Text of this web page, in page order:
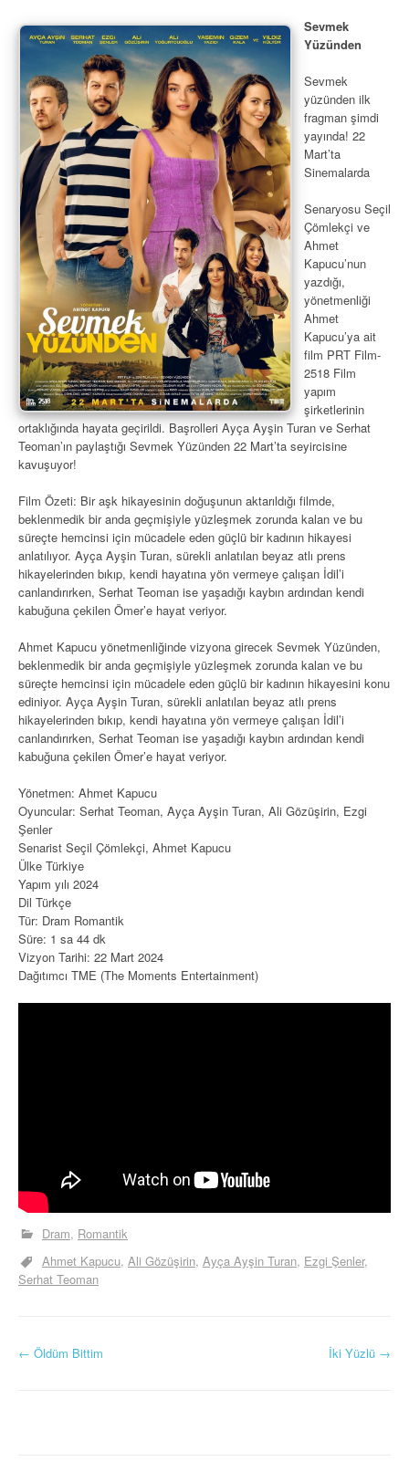
Sevmek
Yüzünden
Sevmek
yüzünden ilk
fragman şimdi
yayında! 22
Mart’ta
Sinemalarda
Senaryosu Seçil
Çömlekçi ve
Ahmet
Kapucu’nun
yazdığı,
yönetmenliği
Ahmet
Kapucu’ya ait
film PRT Film-
2518 Film
yapım
şirketlerinin
ortaklığında hayata geçirildi. Başrolleri Ayça Ayşin Turan ve Serhat
Teoman’ın paylaştığı Sevmek Yüzünden 22 Mart’ta seyircisine
kavuşuyor!
Film Özeti: Bir aşk hikayesinin doğuşunun aktarıldığı filmde,
beklenmedik bir anda geçmişiyle yüzleşmek zorunda kalan ve bu
süreçte hemcinsi için mücadele eden güçlü bir kadının hikayesi
anlatılıyor. Ayça Ayşin Turan, sürekli anlatılan beyaz atlı prens
hikayelerinden bıkıp, kendi hayatına yön vermeye çalışan İdil’i
canlandırırken, Serhat Teoman ise yaşadığı kaybın ardından kendi
kabuğuna çekilen Ömer’e hayat veriyor.
Ahmet Kapucu yönetmenliğinde vizyona girecek Sevmek Yüzünden,
beklenmedik bir anda geçmişiyle yüzleşmek zorunda kalan ve bu
süreçte hemcinsi için mücadele eden güçlü bir kadının hikayesini konu
ediniyor. Ayça Ayşin Turan, sürekli anlatılan beyaz atlı prens
hikayelerinden bıkıp, kendi hayatına yön vermeye çalışan İdil’i
canlandırırken, Serhat Teoman ise yaşadığı kaybın ardından kendi
kabuğuna çekilen Ömer’e hayat veriyor.
Yönetmen: Ahmet Kapucu
Oyuncular: Serhat Teoman, Ayça Ayşin Turan, Ali Gözüşirin, Ezgi
Şenler
Senarist Seçil Çömlekçi, Ahmet Kapucu
Ülke Türkiye
Yapım yılı 2024
Dil Türkçe
Tür: Dram Romantik
Süre: 1 sa 44 dk
Vizyon Tarihi: 22 Mart 2024
Dağıtımcı TME (The Moments Entertainment)
Dram Romantik
Ahmet Kapucu Ali Gözüşirin Ayça Ayşin Turan Ezgi Şenler
Serhat Teoman
Y
← Öldüm Bittim İki Yüzlü →